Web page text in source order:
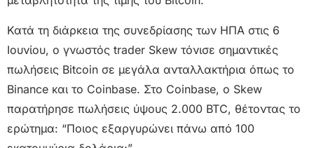
Κατά τη διάρκεια της συνεδρίασης των ΗΠΑ στις 6
Ιουνίου, ο γνωστός trader Skew τόνισε σημαντικές
πωλήσεις Bitcoin σε μεγάλα ανταλλακτήρια όπως το
Binance και το Coinbase. Στο Coinbase, ο Skew
παρατήρησε πωλήσεις ύψους 2.000 BTC, θέτοντας το
ερώτημα: “Ποιος εξαργυρώνει πάνω από 100